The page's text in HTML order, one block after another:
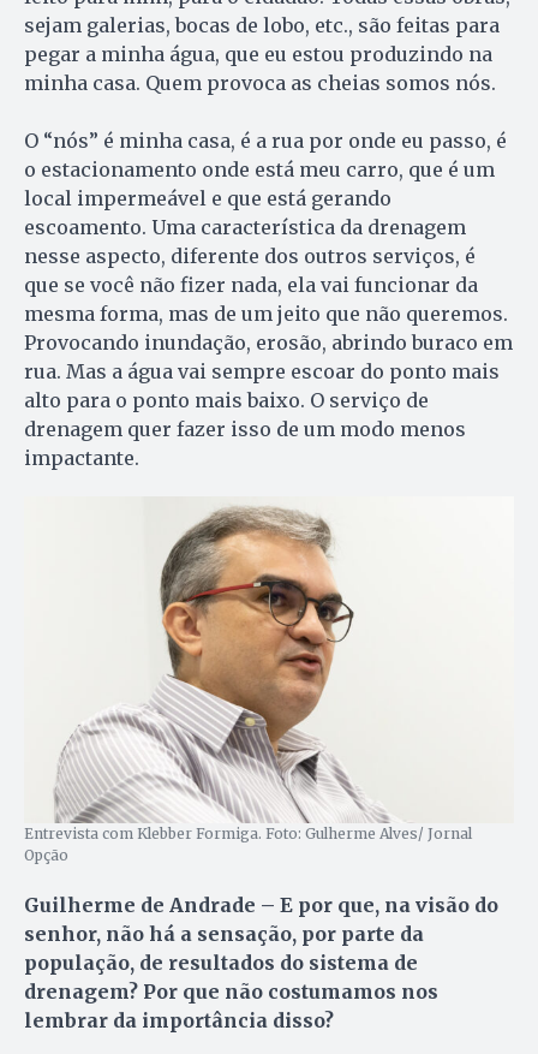
sejam galerias, bocas de lobo, etc., são feitas para
pegar a minha água, que eu estou produzindo na
minha casa. Quem provoca as cheias somos nós.
O “nós” é minha casa, é a rua por onde eu passo, é
o estacionamento onde está meu carro, que é um
local impermeável e que está gerando
escoamento. Uma característica da drenagem
nesse aspecto, diferente dos outros serviços, é
que se você não fizer nada, ela vai funcionar da
mesma forma, mas de um jeito que não queremos.
Provocando inundação, erosão, abrindo buraco em
rua. Mas a água vai sempre escoar do ponto mais
alto para o ponto mais baixo. O serviço de
drenagem quer fazer isso de um modo menos
impactante.
Entrevista com Klebber Formiga. Foto: Gulherme Alves/ Jornal
Opção
Guilherme de Andrade – E por que, na visão do
senhor, não há a sensação, por parte da
população, de resultados do sistema de
drenagem? Por que não costumamos nos
lembrar da importância disso?